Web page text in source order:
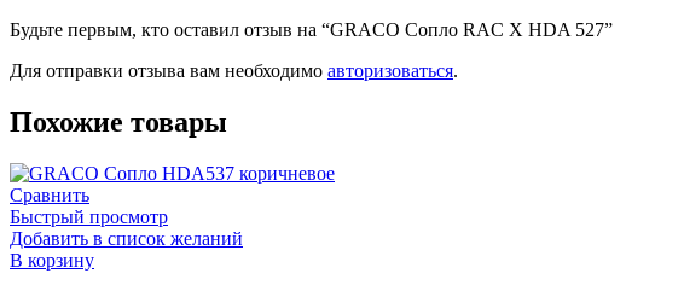
Будьте первым, кто оставил отзыв на “GRACO Сопло RAC X HDA 527”
Для отправки отзыва вам необходимо авторизоваться.
Похожие товары
Сравнить
Быстрый просмотр
Добавить в список желаний
В корзину